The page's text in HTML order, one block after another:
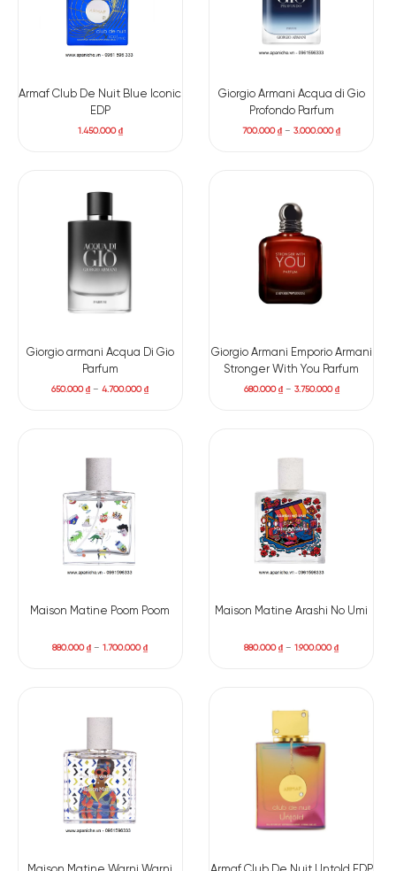
Armaf Club De Nuit Blue Iconic
EDP
1.450.000₫
Giorgio Armani Acqua di Gio
Profondo Parfum
700.000₫ –3.000.000₫
Giorgio armani Acqua Di Gio
Parfum
650.000₫ –4.700.000₫
Giorgio Armani Emporio Armani
Stronger With You Parfum
680.000₫– 3.750.000₫
Maison Matine Poom Poom
880.000₫ –1.700.000₫
Maison Matine Arashi No Umi
880.000₫ –1.900.000₫